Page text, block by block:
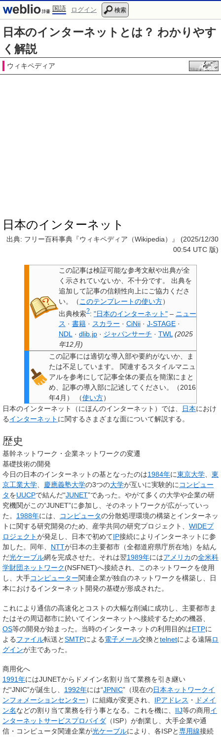
国語 ログイン 検索
日本のインターネットとは？ わかりやす
く解説
ウィキペディア
日本のインターネット
出典: フリー百科事典『ウィキペディア（Wikipedia）』 (2025/12/30
00:54 UTC 版)
この記事は検証可能な参考文献や出典が全
く示されていないか、不十分です。
出典を
追加して記事の信頼性向上にご協力くださ
い。
（ このテンプレートの使い方）
出典検索?: "日本のインターネット"– ニュー
ス · 書籍 · スカラー · CiNii · J-STAGE ·
NDL · dlib.jp · ジャパンサーチ · TWL (2025
年12月)
この記事には適切な導入部や要約がないか、ま
たは不足しています。
関連するスタイルマニュ
アルを参考にして記事全体の要点を簡潔にまと
め、記事の導入部に記述してください。
（2016
年4月 ） （使い方）
日本のインターネット
（にほんのインターネット）では、 日本におけ
るインターネット に関するさまざまな面について解説する。
歴史
基幹ネットワーク・企業ネットワークの変遷
基礎技術の開発
今日の日本のインターネットの基となったのは1984年に東京大学、 東
京工業大学、 慶應義塾大学の3つの大学が互いに実験的にコンピュー
タをUUCPで結んだ“JUNET”であった。やがて多くの大学や企業の研
究機関がこの“JUNET”に参加し、そのネットワークが広がっていっ
た。 1988年には、 コンピュータの分散処理環境の構築とインターネッ
トに関する研究開発のため、産学共同の研究プロジェクト、 WIDEプ
ロジェクトが発足し、日本で初めてIP接続によりインターネットに参
加した。同年、 NTTが日本の主要都市（全都道府県庁所在地）を結ん
だ光ケーブル網を完成させた。それは翌1989年にはアメリカの全米科
学財団ネットワーク(NSFNET)へ接続され、このネットワークを使用
し、大手コンピューター関連企業が独自のネットワークを構築し、日
本におけるインターネット開発の基礎が形成された。
これにより通信の高速化とコストの大幅な削減に成功し、主要都市ま
たはその周辺都市に於いてインターネットへ接続するための機器、
OS等の開発が始まった。当時のインターネットの利用目的はFTPに
よるファイル転送とSMTPによる電子メール交換とtelnetによる遠隔ロ
グインが主であった。
商用化へ
1991年にはJUNETからドメイン名割り当て業務を引き継い
だ“JNIC”が誕生し、 1992年には“JPNIC”（現在の日本ネットワークイ
ンフォメーションセンター）に組織が変更され、 IPアドレス ・
ドメイ
ン名などの割り当て業務を行う事となる。これを機に、 IIJ等の商用イ
ンターネットサービスプロバイダ （ISP）が創業し、大手企業や通
信・コンピュータ関連企業が光ケーブルにより、各ISPと専用線接続